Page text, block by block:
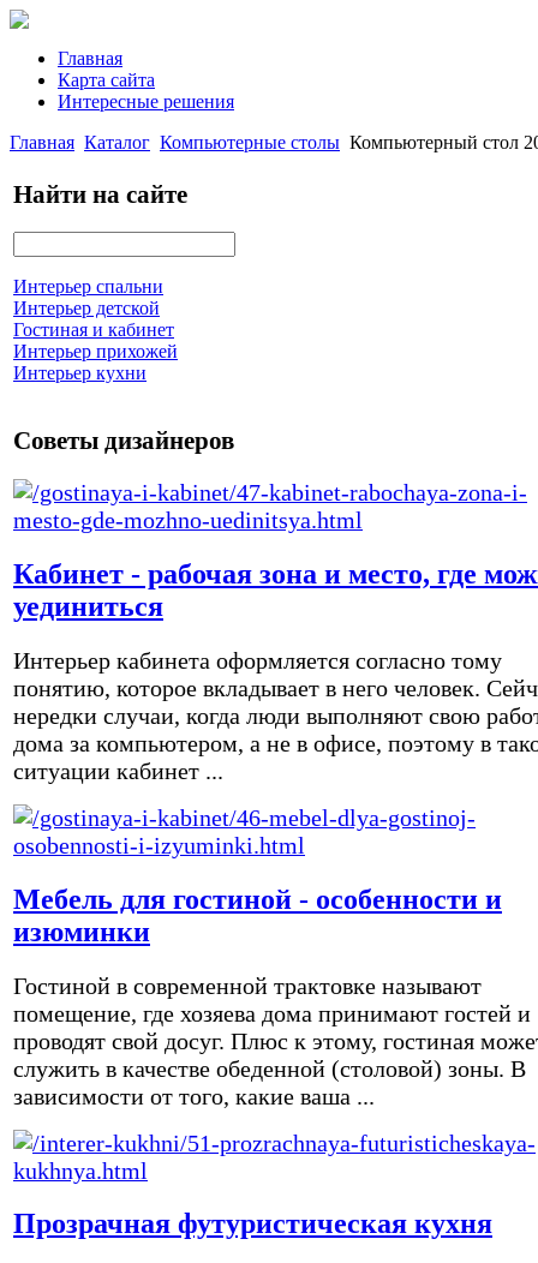
Главная
Карта сайта
Интересные решения
Главная Каталог Компьютерные столы Компьютерный стол
Найти на сайте
Интерьер спальни
Интерьер детской
Гостиная и кабинет
Интерьер прихожей
Интерьер кухни
Советы дизайнеров
Кабинет - рабочая зона и место, где
уединиться
Интерьер кабинета оформляется согласно тому
понятию, которое вкладывает в него человек.
нередки случаи, когда люди выполняют свою
дома за компьютером, а не в офисе, поэтому в
ситуации кабинет ...
Мебель для гостиной - особенности и
изюминки
Гостиной в современной трактовке называют
помещение, где хозяева дома принимают гостей и
проводят свой досуг. Плюс к этому, гостиная
служить в качестве обеденной (столовой) зоны. В
зависимости от того, какие ваша ...
Прозрачная футуристическая кухня